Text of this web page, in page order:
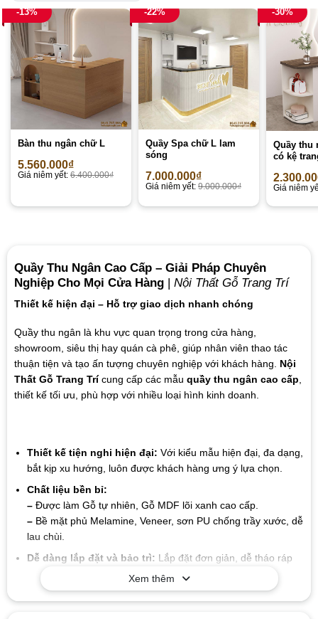
-13%
Bàn thu ngân chữ L
5.560.000₫
Giá niêm yết: 6.400.000₫
-22%
Quầy Spa chữ L lam
sóng
7.000.000₫
Giá niêm yết: 9.000.000₫
-30%
Quầy thu
có kệ
Giá niêm
Quầy Thu Ngân Cao Cấp – Giải Pháp Chuyên
Nghiệp Cho Mọi Cửa Hàng| Nội Thất Gỗ Trang Trí
Thiết kế hiện đại – Hỗ trợ giao dịch nhanh chóng
Quầy thu ngân là khu vực quan trọng trong cửa hàng,
showroom, siêu thị hay quán cà phê, giúp nhân viên thao tác
thuận tiện và tạo ấn tượng chuyên nghiệp với khách hàng. Nội
Thất Gỗ Trang Trícung cấp các mẫu quầy thu ngân cao cấp
thiết kế tối ưu, phù hợp với nhiều loại hình kinh doanh.
Thiết kế tiện nghi hiện đại: Với kiểu mẫu hiện đại, đa dạng,
bắt kịp xu hướng, luôn được khách hàng ưng ý lựa chọn.
Chất liệu bền bỉ:
–Được làm Gỗ tự nhiên, Gỗ MDF lõi xanh cao cấp.
–Bề mặt phủ Melamine, Veneer, sơn PU chống trầy xước, dễ
lau chùi.
Dễ dàng lắp đặt và bảo trì: Lắp đặt đơn giản, dễ tháo ráp
Chất liệu và thiết kế của sản phẩm có tuổi thọ
cao, giúp bạn tiết kiệm chi phí trong suốt quá trình sử dụng
Xem thêm